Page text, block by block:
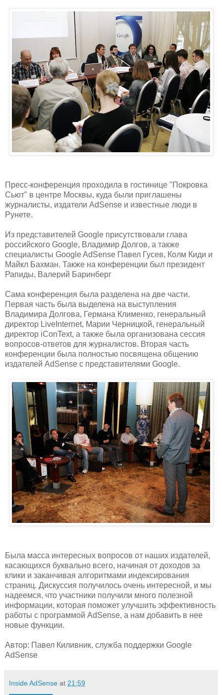
Пресс-конференция проходила в гостинице "Покровка
Сьют" в центре Москвы, куда были приглашены
журналисты, издатели AdSense и известные люди в
Рунете.
Из представителей Google присутствовали глава
российского Google, Владимир Долгов, а также
специалисты Google AdSense Павел Гусев, Колм Киди и
Майкл Бахман. Также на конференции был президент
Рапиды, Валерий Баринберг
Сама конференция была разделена на две части.
Первая часть была выделена на выступления
Владимира Долгова, Германа Клименко, генеральный
директор LiveInternet, Марии Черницкой, генеральный
директор iConText, а также была организована сессия
вопросов-ответов для журналистов. Вторая часть
конференции была полностью посвящена общению
издателей AdSense с представителями Google.
Была масса интересных вопросов от наших издателей,
касающихся буквально всего, начиная от доходов за
клики и заканчивая алгоритмами индексирования
страниц. Дискуссия получилось очень интересной, и мы
надеемся, что участники получили много полезной
информации, которая поможет улучшить эффективность
работы с программой AdSense, а нам добавить в нее
новые функции.
Автор: Павел Киливник, служба поддержки Google
AdSense
Inside AdSense at 21:59